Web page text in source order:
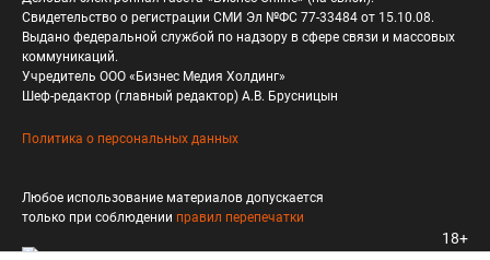
Свидетельство о регистрации СМИ Эл №ФС 77-33484 от 15.10.08.
Выдано федеральной службой по надзору в сфере связи и массовых
коммуникаций.
Учредитель ООО «Бизнес Медия Холдинг»
Шеф-редактор (главный редактор) А.В. Брусницын
Политика о персональных данных
Любое использование материалов допускается
только при соблюдении правил перепечатки
18+